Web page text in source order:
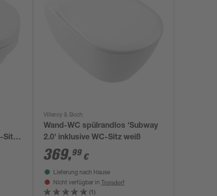
Sitz
Villeroy & Boch
Wand-WC spülrandlos 'Subway
2.0' inklusive WC-Sitz weiß
369,99 €
Lieferung nach Hause
Nicht verfügbar in Troisdorf
(1)